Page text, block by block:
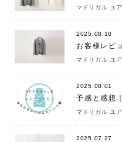
マドリガル ユ
2025.08.10
お客様レ
マドリガル ユ
2025.08.01
予感と感想
マドリガル ユ
2025.07.27